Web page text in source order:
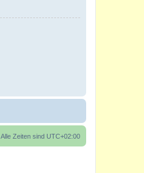
Alle Zeiten sind UTC+02:00